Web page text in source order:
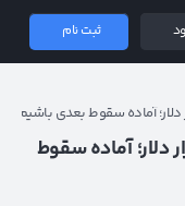
ثبت نام
بیت کوین به زیر ۲۰ هزار دلار؛ آماده سقوط